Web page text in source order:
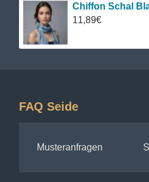
Chiffon Schal
11,89€
FAQ Seide
Musteranfragen